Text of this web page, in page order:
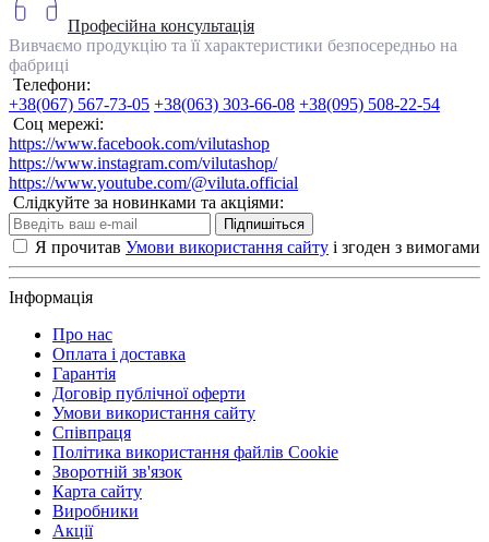
Професійна консультація
Вивчаємо продукцію та її характеристики безпосередньо на
фабриці
Телефони:
+38(067) 567-73-05 +38(063) 303-66-08 +38(095) 508-22-54
Соц мережі:
https://www.facebook.com/vilutashop
https://www.instagram.com/vilutashop/
https://www.youtube.com/@viluta.official
Слідкуйте за новинками та акціями:
Підпишіться
Я прочитав Умови використання сайту і згоден з вимогами
Інформація
Про нас
Оплата і доставка
Гарантія
Договір публічної оферти
Умови використання сайту
Співпраця
Політика використання файлів Cookie
Зворотній зв'язок
Карта сайту
Виробники
Акції